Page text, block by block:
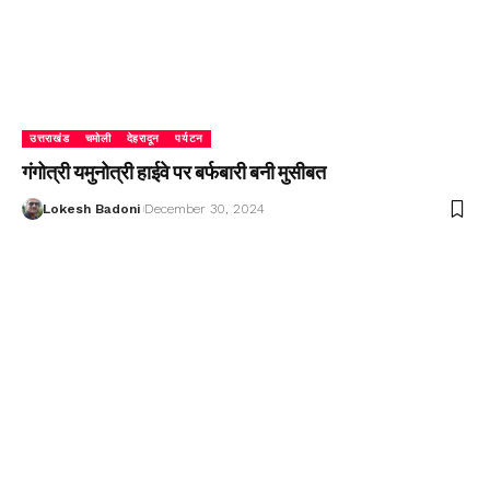
उत्तराखंड चमोली देहरादून पर्यटन
गंगोत्री यमुनोत्री हाईवे पर बर्फबारी बनी मुसीबत
Lokesh Badoni December 30, 2024